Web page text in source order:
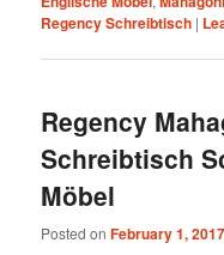
Regency Schreibtisch |
Regency
Schreibtisch
Möbel
Posted onFebruary 1, 2017